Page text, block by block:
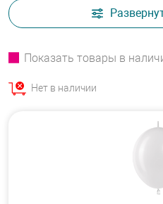
Показать товары в
Нет в наличии